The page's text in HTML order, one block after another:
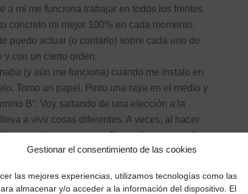
Gestionar el consentimiento de las cookies
las mejores experiencias, utilizamos tecnologías como las
almacenar y/o acceder a la información del dispositivo. El
a mí me funciona trabajar en todos los frentes
concreto mi mejor 100% en cada momento.
puedo actuar (o contarlo) sobre cada uno de
y con un cierto orden.
(y aún me funciona) cuando me instalo en
Tomo un papel. Pinto una raya en el medio y
B”. Voy saltando de una elección a la
a vivir cosas diferentes. A veces, al hacer
caminos se crucen. Otras, discurren cada
conciencia de que escoger no es perderse
utilizas?